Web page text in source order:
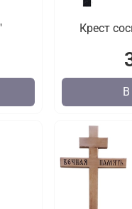
Крест